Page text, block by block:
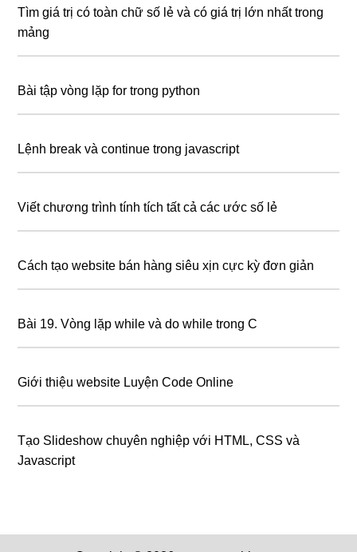
Tìm giá trị có toàn chữ số lẻ và có giá trị lớn nhất trong
mảng
Bài tập vòng lặp for trong python
Lệnh break và continue trong javascript
Viết chương trình tính tích tất cả các ước số lẻ
Cách tạo website bán hàng siêu xịn cực kỳ đơn giản
Bài 19. Vòng lặp while và do while trong C
Giới thiệu website Luyện Code Online
Tạo Slideshow chuyên nghiệp với HTML, CSS và
Javascript